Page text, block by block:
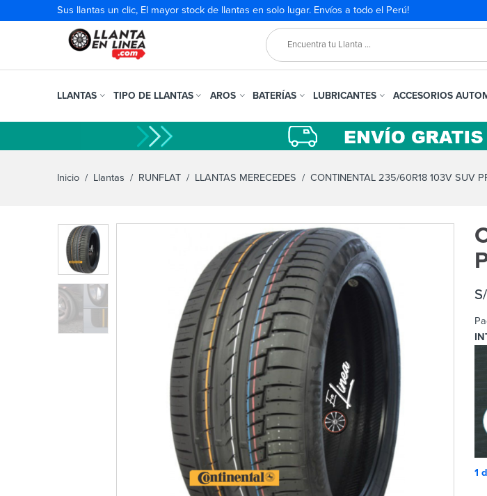
Sus llantas un clic, El mayor stock de llantas en solo lugar. Envíos a todo el Perú!
LLANTAS TIPO DE LLANTAS AROS BATERÍAS LUBRICANTES ACCESORIOS
Inicio / Llantas / RUNFLAT / LLANTAS MERECEDES / CONTINENTAL 235/60R18 103V SUV
S/
1